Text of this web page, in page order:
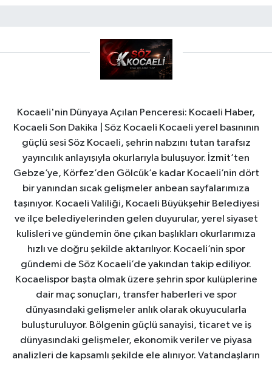
Kocaeli'nin Dünyaya Açılan Penceresi: Kocaeli Haber,
Kocaeli Son Dakika | Söz Kocaeli Kocaeli yerel basınının
güçlü sesi Söz Kocaeli, şehrin nabzını tutan tarafsız
yayıncılık anlayışıyla okurlarıyla buluşuyor. İzmit’ten
Gebze’ye, Körfez’den Gölcük’e kadar Kocaeli’nin dört
bir yanından sıcak gelişmeler anbean sayfalarımıza
taşınıyor. Kocaeli Valiliği, Kocaeli Büyükşehir Belediyesi
ve ilçe belediyelerinden gelen duyurular, yerel siyaset
kulisleri ve gündemin öne çıkan başlıkları okurlarımıza
hızlı ve doğru şekilde aktarılıyor. Kocaeli’nin spor
gündemi de Söz Kocaeli’de yakından takip ediliyor.
Kocaelispor başta olmak üzere şehrin spor kulüplerine
dair maç sonuçları, transfer haberleri ve spor
dünyasındaki gelişmeler anlık olarak okuyucularla
buluşturuluyor. Bölgenin güçlü sanayisi, ticaret ve iş
dünyasındaki gelişmeler, ekonomik veriler ve piyasa
analizleri de kapsamlı şekilde ele alınıyor. Vatandaşların